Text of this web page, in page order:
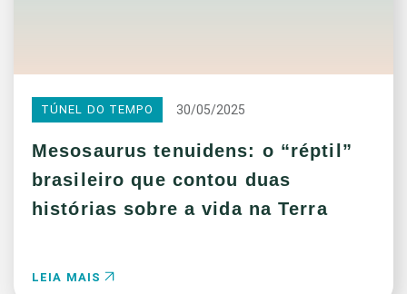
TÚNEL DO TEMPO 30/05/2025
Mesosaurus tenuidens: o “réptil”
brasileiro que contou duas
histórias sobre a vida na Terra
LEIA MAIS